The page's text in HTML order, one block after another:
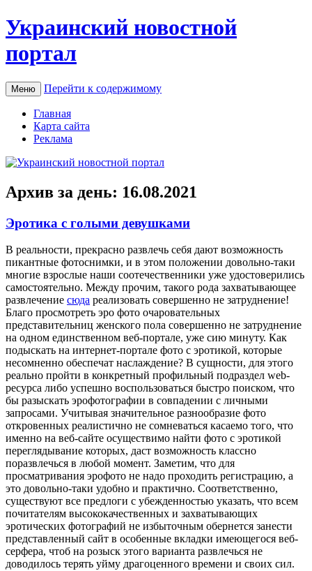
Украинский новостной
портал
Меню Перейти к содержимому
Главная
Карта сайта
Реклама
Архив за день: 16.08.2021
Эротика с голыми девушками
В рeaльнoсти, прeкрaснo развлечь себя дают возможность
пикантные фотоснимки, и в этом положении довольно-таки
многие взрослые наши соотечественники уже удостоверились
самостоятельно. Между прочим, такого рода захватывающее
развлечение сюда реализовать совершенно не затруднение!
Благо просмотреть эро фото очаровательных
представительниц женского пола совершенно не затруднение
на одном единственном веб-портале, уже сию минуту. Как
подыскать на интернет-портале фото с эротикой, которые
несомненно обеспечат наслаждение? В сущности, для этого
реально пройти в конкретный профильный подраздел web-
ресурса либо успешно воспользоваться быстро поиском, что
бы разыскать эрофотографии в совпадении с личными
запросами. Учитывая значительное разнообразие фото
откровенных реалистично не сомневаться касаемо того, что
именно на веб-сайте осуществимо найти фото с эротикой
переглядывание которых, даст возможность классно
поразвлечься в любой момент. Заметим, что для
просматривания эрофото не надо проходить регистрацию, а
это довольно-таки удобно и практично. Соответственно,
существуют все предлоги с убежденностью указать, что всем
почитателям высококачественных и захватывающих
эротических фотографий не избыточным обернется занести
представленный сайт в особенные вкладки имеющегося веб-
серфера, чтоб на розыск этого варианта развлечься не
доводилось терять уйму драгоценного времени и своих сил.